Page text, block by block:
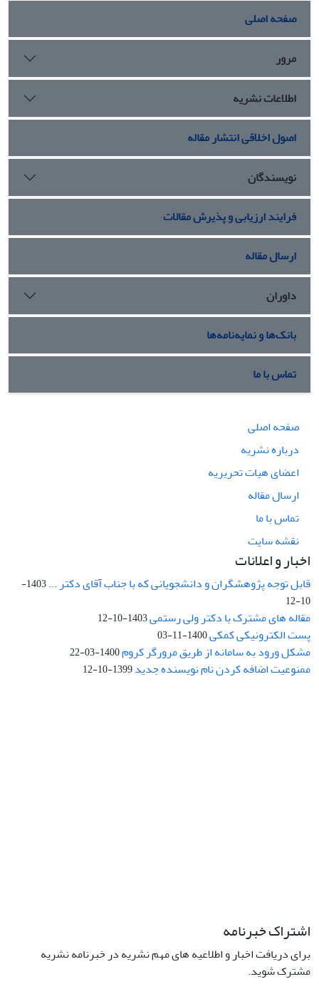
صفحه اصلی
مرور
اطلاعات نشریه
اصول اخلاقی انتشار مقاله
نویسندگان
فرایند ارزیابی و پذیرش مقالات
ارسال مقاله
داوران
بانک‌ها و نمایه‌نامه‌ها
تماس با ما
صفحه اصلی
درباره نشریه
اعضای هیات تحریریه
ارسال مقاله
تماس با ما
نقشه سایت
اخبار و اعلانات
قابل توجه پژوهشگران و دانشجویانی که با جناب آقای دکتر ...
1403-
10-12
مقاله های مشترک با دکتر ولی رستمی1403-10-12
پست الکترونیکی کمکی1400-11-03
مشکل ورود به سامانه از طریق مرورگر کروم1400-03-22
ممنوعیت اضافه کردن نام نویسنده جدید1399-10-12
اشتراک خبرنامه
برای دریافت اخبار و اطلاعیه های مهم نشریه در خبرنامه نشریه
مشترک شوید.